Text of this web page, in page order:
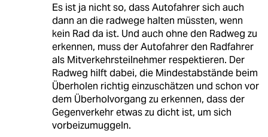
Es ist ja nicht so, dass Autofahrer sich auch
dann an die radwege halten müssten, wenn
kein Rad da ist. Und auch ohne den Radweg zu
erkennen, muss der Autofahrer den Radfahrer
als Mitverkehrsteilnehmer respektieren. Der
Radweg hilft dabei, die Mindestabstände beim
Überholen richtig einzuschätzen und schon vor
dem Überholvorgang zu erkennen, dass der
Gegenverkehr etwas zu dicht ist, um sich
vorbeizumuggeln.